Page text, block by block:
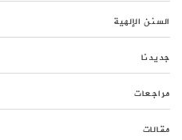
السنن الإلهية
جديدنا
مراجعات
مقالات